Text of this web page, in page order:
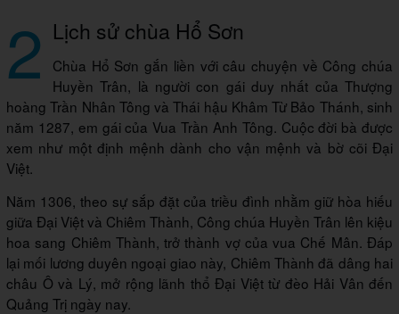
2 Lịch sử chùa Hổ Sơn
Chùa Hổ Sơn gắn liền với câu chuyện về Công chúa
Huyền Trân, là người con gái duy nhất của Thượng
hoàng Trần Nhân Tông và Thái hậu Khâm Từ Bảo Thánh, sinh
năm 1287, em gái của Vua Trần Anh Tông. Cuộc đời bà được
xem như một định mệnh dành cho vận mệnh và bờ cõi Đại
Việt.
Năm 1306, theo sự sắp đặt của triều đình nhằm giữ hòa hiếu
giữa Đại Việt và Chiêm Thành, Công chúa Huyền Trân lên kiệu
hoa sang Chiêm Thành, trở thành vợ của vua Chế Mân. Đáp
lại mối lương duyên ngoại giao này, Chiêm Thành đã dâng hai
châu Ô và Lý, mở rộng lãnh thổ Đại Việt từ đèo Hải Vân đến
Quảng Trị ngày nay.